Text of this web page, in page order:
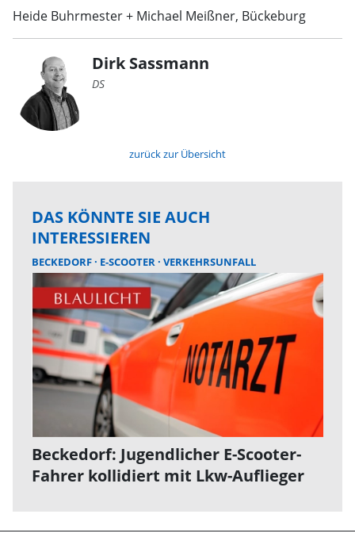
Heide Buhrmester + Michael Meißner, Bückeburg
Dirk Sassmann
DS
zurück zur Übersicht
DAS KÖNNTE SIE AUCH
INTERESSIEREN
BECKEDORF E-SCOOTER VERKEHRSUNFALL
Beckedorf: Jugendlicher E-Scooter-
Fahrer kollidiert mit Lkw-Auflieger